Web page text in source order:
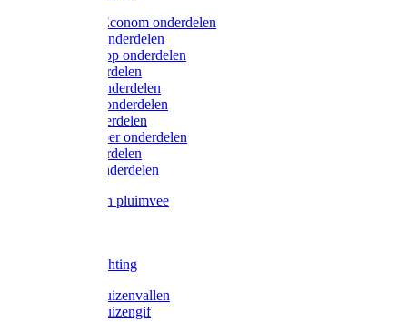
Aesculap/Econom onderdelen
Hauptner onderdelen
Lister/Liscop onderdelen
Eider onderdelen
Heiniger onderdelen
Constanta onderdelen
Moser onderdelen
Farm Clipper onderdelen
Oster onderdelen
TailWell onderdelen
Voerbakken pluimvee
LED verlichting
Ratten / Muizenvallen
Ratten / Muizengif